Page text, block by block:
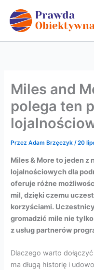
treści
Miles and
polega ten
PrzezAdam Brzęczyk/20
Miles & More to jeden z
lojalnościowych dla
oferuje różne
mil, dzięki czemu
korzyściami.
gromadzić mile nie
z usług partnerów
Dlaczego warto
ma długą historię i